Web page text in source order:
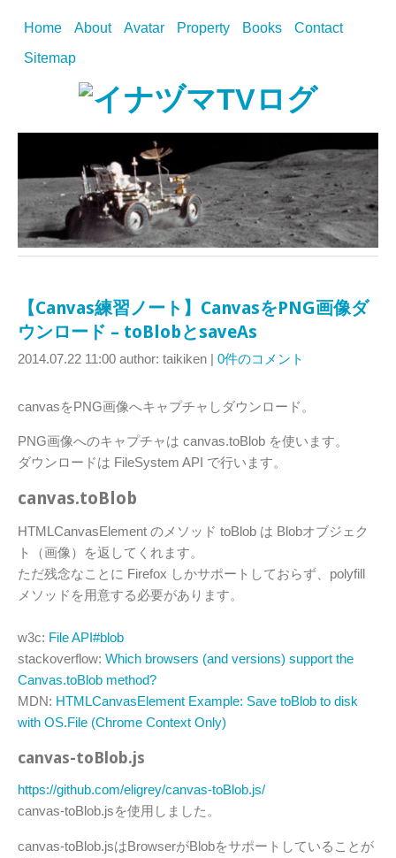
Home About Avatar Property Books
Contact
Sitemap
【Canvas練習ノート】CanvasをPNG画像ダ
ウンロード – toBlobとsaveAs
2014.07.22 11:00 author: taikiken | 0件のコメント
canvasをPNG画像へキャプチャしダウンロード。
PNG画像へのキャプチャは canvas.toBlob を使います。
ダウンロードは FileSystem API で行います。
canvas.toBlob
HTMLCanvasElement のメソッド toBlob は Blobオブジェク
ト（画像）を返してくれます。
ただ残念なことに Firefox しかサポートしておらず、polyfill
メソッドを用意する必要があります。
w3c: File API#blob
stackoverflow: Which browsers (and versions) support the
Canvas.toBlob method?
MDN: HTMLCanvasElement Example: Save toBlob to disk
with OS.File (Chrome Context Only)
canvas-toBlob.js
https://github.com/eligrey/canvas-toBlob.js/
canvas-toBlob.jsを使用しました。
canvas-toBlob.jsはBrowserがBlobをサポートしていることが